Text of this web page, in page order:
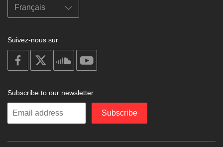
Suivez-nous sur
on
facebook
soundcloud
Subscribe to our newsletter
Enter
Subscribe